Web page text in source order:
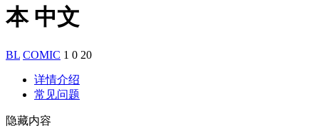
本 中文
BL COMIC 1 0 20
详情介绍
常见问题
隐藏内容